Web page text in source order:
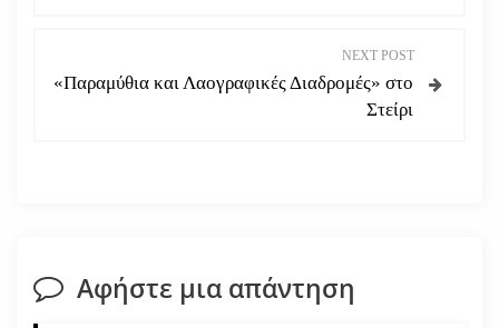
η
NEXT POST
«Παραμύθια και Λαογραφικές Διαδρομές» στο
Στείρι
Αφήστε μια απάντηση